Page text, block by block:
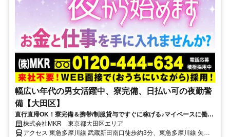
幅広い年代の男女活躍中、寮完備、日払い可の夜勤警
備【大田区】
直行直帰OK！寮完備＆携帯/制服貸与ですぐに稼げる♪マイペースに働け
ます！
株式会社MKR 東京都大田区エリア
アクセス 東急多摩川線 武蔵新田南口徒歩約3分、東急多摩川線 矢口